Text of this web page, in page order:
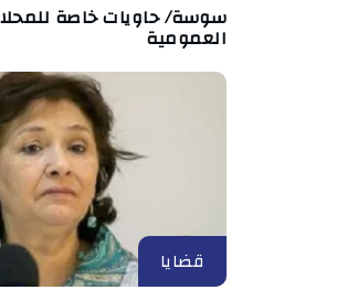
سوسة/ حاويات خاصة
العمومية
قضايا